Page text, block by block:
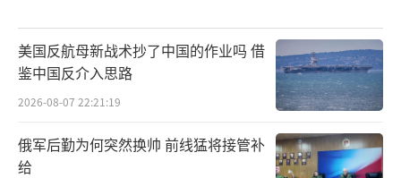
美国反航母新战术抄了中国的作业吗 借
鉴中国反介入思路
2026-08-07 22:21:19
俄军后勤为何突然换帅 前线猛将接管补
给